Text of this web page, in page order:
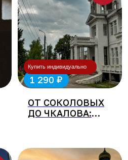
ОТ СОКОЛОВЫХ
ДО ЧКАЛОВА:
1 290 ₽